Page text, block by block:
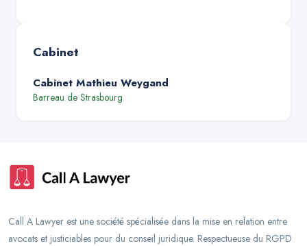
Cabinet
Cabinet Mathieu Weygand
Barreau de Strasbourg
Call A Lawyer est une société spécialisée dans la mise en relation entre
avocats et justiciables pour du conseil juridique. Respectueuse du RGPD